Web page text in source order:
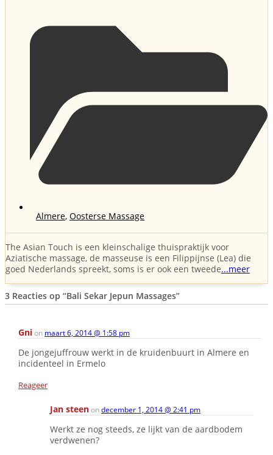
Almere, Oosterse Massage
The Asian Touch is een kleinschalige thuispraktijk voor
Aziatische massage, de masseuse is een Filippijnse (Lea) die
goed Nederlands spreekt, soms is er ook een tweede...meer
3 Reacties op “Bali Sekar Jepun Massages”
Gnion maart 6, 2014 @ 1:58 pm
De jongejuffrouw werkt in de kruidenbuurt in Almere en
incidenteel in Ermelo
Reageer
Jan steenondecember 1, 2014 @ 2:41 pm
Werkt ze nog steeds, ze lijkt van de aardbodem
verdwenen?